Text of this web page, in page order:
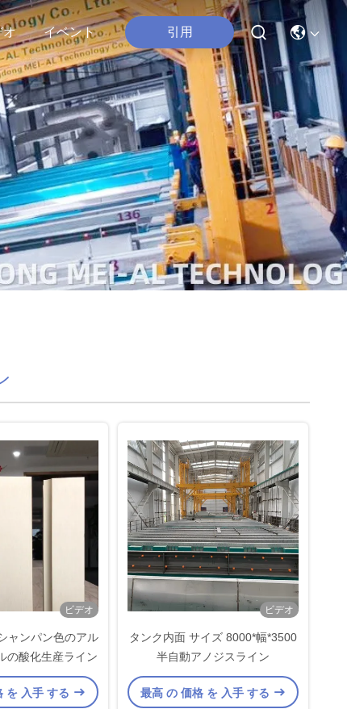
オ イベント 引用
ビデオ
ャンパン色のアル
の酸化生産ライン
を 入手 する
ビデオ
タンク内面 サイズ 8000*幅*3500
半自動アノジスライン
最高 の 価格 を 入手 する